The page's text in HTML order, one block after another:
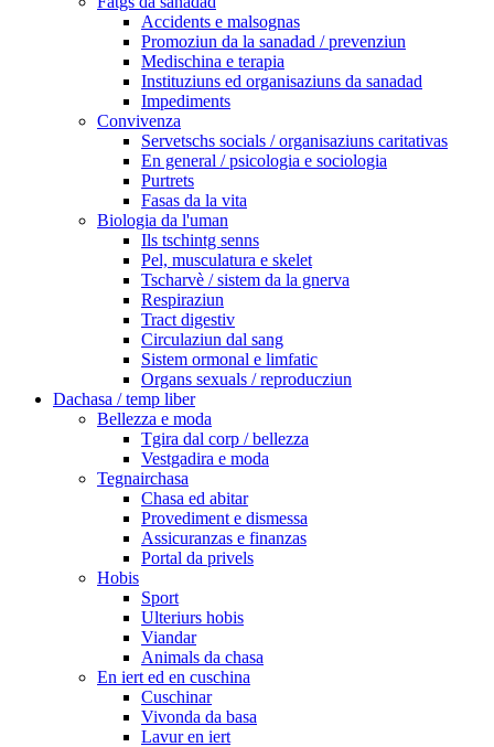
Accidents e malsognas
Promoziun da la sanadad / prevenziun
Medischina e terapia
Instituziuns ed organisaziuns da sanadad
Impediments
Convivenza
Servetschs socials / organisaziuns caritativas
En general / psicologia e sociologia
Purtrets
Fasas da la vita
Biologia da l'uman
Ils tschintg senns
Pel, musculatura e skelet
Tscharvè / sistem da la gnerva
Respiraziun
Tract digestiv
Circulaziun dal sang
Sistem ormonal e limfatic
Organs sexuals / reproducziun
Dachasa / temp liber
Bellezza e moda
Tgira dal corp / bellezza
Vestgadira e moda
Tegnairchasa
Chasa ed abitar
Provediment e dismessa
Assicuranzas e finanzas
Portal da privels
Hobis
Sport
Ulteriurs hobis
Viandar
Animals da chasa
En iert ed en cuschina
Cuschinar
Vivonda da basa
Lavur en iert